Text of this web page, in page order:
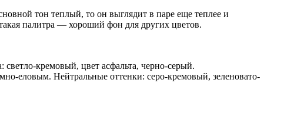
тон теплый, то он выглядит в паре еще теплее и
палитра — хороший фон для других цветов.
кремовый, цвет асфальта, черно-серый.
еловым. Нейтральные оттенки: серо-кремовый, зеленовато-